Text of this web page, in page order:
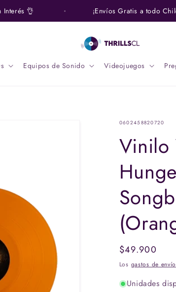
👌 ¡Envíos Gratis a todo
Equipos de Sonido Videojuegos
SKU:
0602458820720
Vinilo
Precio
habitual
$49.900
Los gastos de envío
Unidades